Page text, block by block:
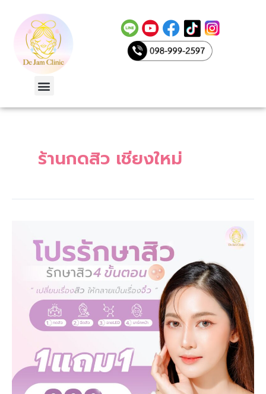
content
Menu
ร้านกดสิว เชียงใหม่
คลินิก
ปตท.สันทราย